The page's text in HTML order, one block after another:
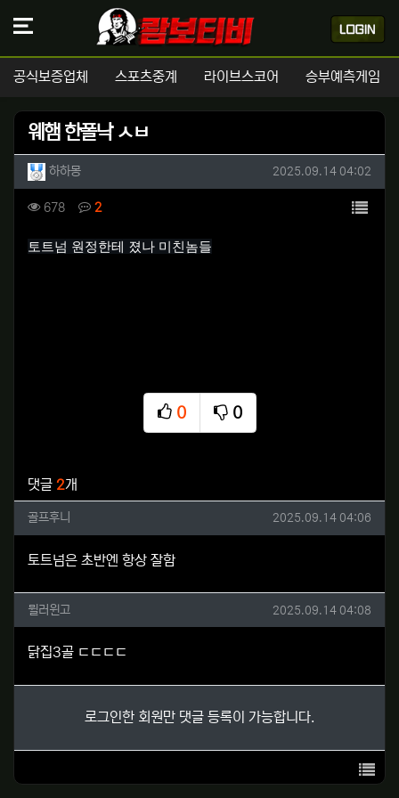
공식보증업체 스포츠중계 라이브스코어 승부예측게임
웨햄 한폴낙 ㅅㅂ
작성자 정보
하하몽작성 작성일
2025.09.14 04:02
컨텐츠 정보
678조회 2댓글 목록
본문
토트넘 원정한테 졌나 미친놈들
0
추천
0
비추천
댓글 2개
골프후니님의 댓글
골프후니 작성일
2025.09.14 04:06
토트넘은 초반엔 항상 잘함
뮐러윈고님의 댓글
뮐러윈고 작성일
2025.09.14 04:08
닭집3골 ㄷㄷㄷㄷ
로그인한 회원만 댓글 등록이 가능합니다.
목록